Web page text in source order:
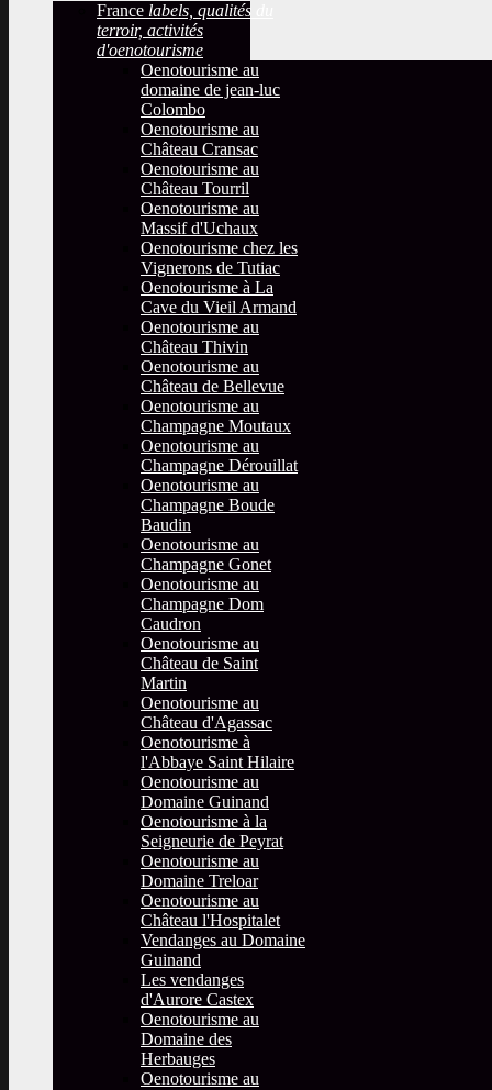
France labels, qualités du
terroir, activités
d'oenotourisme
Oenotourisme au
domaine de jean-luc
Colombo
Oenotourisme au
Château Cransac
Oenotourisme au
Château Tourril
Oenotourisme au
Massif d'Uchaux
Oenotourisme chez les
Vignerons de Tutiac
Oenotourisme à La
Cave du Vieil Armand
Oenotourisme au
Château Thivin
Oenotourisme au
Château de Bellevue
Oenotourisme au
Champagne Moutaux
Oenotourisme au
Champagne Dérouillat
Oenotourisme au
Champagne Boude
Baudin
Oenotourisme au
Champagne Gonet
Oenotourisme au
Champagne Dom
Caudron
Oenotourisme au
Château de Saint
Martin
Oenotourisme au
Château d'Agassac
Oenotourisme à
l'Abbaye Saint Hilaire
Oenotourisme au
Domaine Guinand
Oenotourisme à la
Seigneurie de Peyrat
Oenotourisme au
Domaine Treloar
Oenotourisme au
Château l'Hospitalet
Vendanges au Domaine
Guinand
Les vendanges
d'Aurore Castex
Oenotourisme au
Domaine des
Herbauges
Oenotourisme au